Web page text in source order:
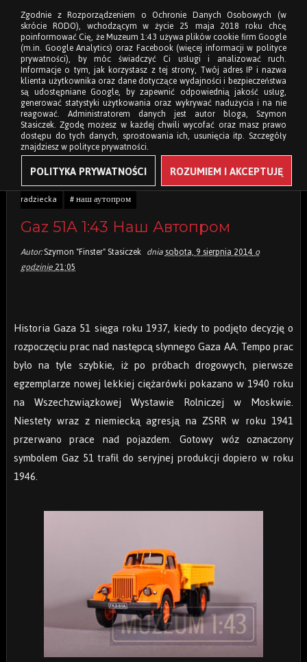
Tagi: # 1:43 # ciężarowe # gaz # gaz 51
# motoryzacja
radziecka
# наш аутопром
Gaz 51A 1:43 Наш Автопром
Autor:Szymon "Finster" Stasiczek dniasobota, 9 sierpnia 2014o
godzinie21:05
Historia Gaza 51 sięga roku 1937, kiedy to podjęto decyzję o
rozpoczęciu prac nad następcą słynnego Gaza AA. Tempo prac
było na tyle szybkie, iż po próbach drogowych, pierwsze
egzemplarze nowej lekkiej ciężarówki pokazano w 1940 roku
na Wszechzwiązkowej Wystawie Rolniczej w Moskwie.
Niestety wraz z niemiecką agresją na ZSRR w roku 1941
przerwano prace nad pojazdem. Gotowy wóz oznaczony
symbolem Gaz 51 trafił do seryjnej produkcji dopiero w roku
1946.
Zgodnie z Rozporządzeniem o Ochronie Danych Osobowych (w
skrócie RODO), wchodzącym w życie 25 maja 2018 roku chcę
poinformować Cię, że Muzeum 1:43 używa plików cookie firm Google
(m.in. Google Analytics) oraz Facebook (więcej informacji w polityce
prywatności), by móc świadczyć Ci usługi i analizować ruch.
Informacje o tym, jak korzystasz z tej strony, Twój adres IP i nazwa
klienta użytkownika oraz dane dotyczące wydajności i bezpieczeństwa
są udostępniane Google, by zapewnić odpowiednią jakość usług,
generować statystyki użytkowania oraz wykrywać nadużycia i na nie
reagować. Administratorem danych jest autor bloga, Szymon
Stasiczek. Zgodę możesz w każdej chwili wycofać oraz masz prawo
dostępu do tych danych, sprostowania ich, usunięcia itp. Szczegóły
znajdziesz w polityce prywatności.
POLITYKA PRYWATNOŚCI ROZUMIEM I AKCEPTUJĘ